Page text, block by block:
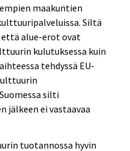
maakuntien
Siltä
että alue-erot ovat
kulutuksessa kuin
tehdyssä EU-
silti
jälkeen ei vastaavaa
tuotannossa hyvin